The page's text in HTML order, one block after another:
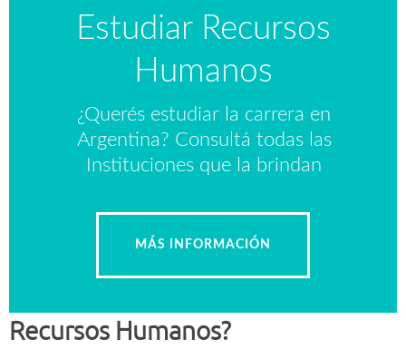
Estudiar Recursos
Humanos
¿Querés estudiar la carrera en
Argentina? Consultá todas las
Instituciones que la brindan
MÁS INFORMACIÓN
Recursos Humanos?